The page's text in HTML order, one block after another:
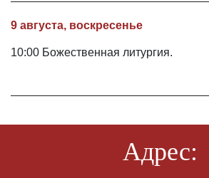
9 августа, воскресенье
10:00 Божественная литургия.
Адрес: